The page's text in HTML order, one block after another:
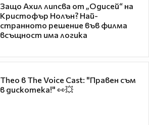
Защо Ахил липсва от „Одисей“ на
Кристофър Нолън? Най-
странното решение във филма
всъщност има логика
Theo в The Voice Cast: "Правен съм
в дискотека!" 👀💥